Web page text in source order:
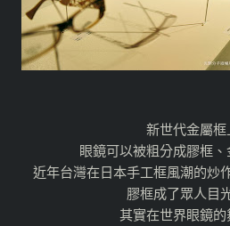
新世代金屬框
眼鏡可以被粗分成膠框、
近年台灣在日本手工框風潮的炒
膠框成了眾人目
其實在世界眼鏡的